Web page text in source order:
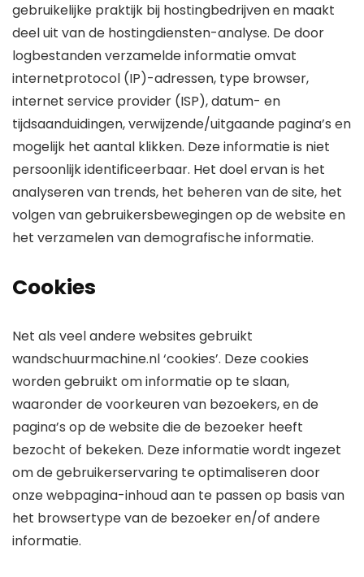
gebruikelijke praktijk bij hostingbedrijven en maakt
deel uit van de hostingdiensten-analyse. De door
logbestanden verzamelde informatie omvat
internetprotocol (IP)-adressen, type browser,
internet service provider (ISP), datum- en
tijdsaanduidingen, verwijzende/uitgaande pagina’s en
mogelijk het aantal klikken. Deze informatie is niet
persoonlijk identificeerbaar. Het doel ervan is het
analyseren van trends, het beheren van de site, het
volgen van gebruikersbewegingen op de website en
het verzamelen van demografische informatie.
Cookies
Net als veel andere websites gebruikt
wandschuurmachine.nl ‘cookies’. Deze cookies
worden gebruikt om informatie op te slaan,
waaronder de voorkeuren van bezoekers, en de
pagina’s op de website die de bezoeker heeft
bezocht of bekeken. Deze informatie wordt ingezet
om de gebruikerservaring te optimaliseren door
onze webpagina-inhoud aan te passen op basis van
het browsertype van de bezoeker en/of andere
informatie.